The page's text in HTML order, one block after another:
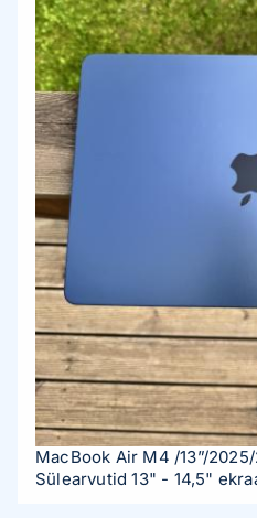
MacBook Air M4 /13”/2025/
Sülearvutid 13" - 14,5"